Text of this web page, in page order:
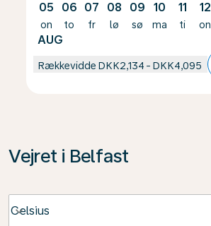
05
on
AUG
06
to
07
fr
08
lø
09
sø
10
ma
11
ti
12
on
Rækkevidde DKK2,134 - DKK4,095
Vejret i Belfast
Celsius
keyboard_arrow_down